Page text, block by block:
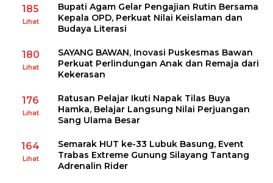
185
Lihat
Bupati Agam Gelar Pengajian Rutin Bersama
Kepala OPD, Perkuat Nilai Keislaman dan
Budaya Literasi
180
Lihat
SAYANG BAWAN, Inovasi Puskesmas Bawan
Perkuat Perlindungan Anak dan Remaja dari
Kekerasan
176
Lihat
Ratusan Pelajar Ikuti Napak Tilas Buya
Hamka, Belajar Langsung Nilai Perjuangan
Sang Ulama Besar
164
Lihat
Semarak HUT ke-33 Lubuk Basung, Event
Trabas Extreme Gunung Silayang Tantang
Adrenalin Rider